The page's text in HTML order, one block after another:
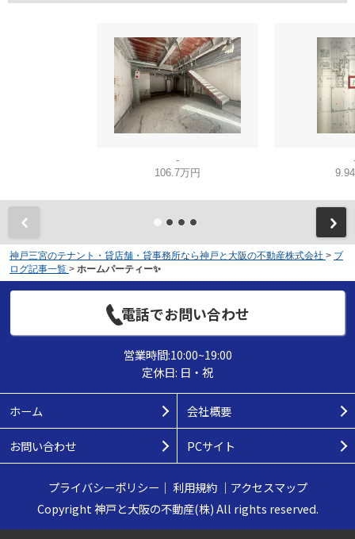
-
106.7万円
神戸三宮のテナント・貸店舗・貸事務所なら神戸と大阪の不動産株式会社 > ブ
ログ記事一覧 > ホームパーティー✨
電話でお問い合わせ
営業時間:10:00~19:00
定休日: 日・祝
ホーム 会社概要
お問い合わせ PCサイト
プライバシーポリシー ｜ 利用規約｜ アクセスマップ
Copyright 神戸と大阪の不動産(株) All rights reserved.